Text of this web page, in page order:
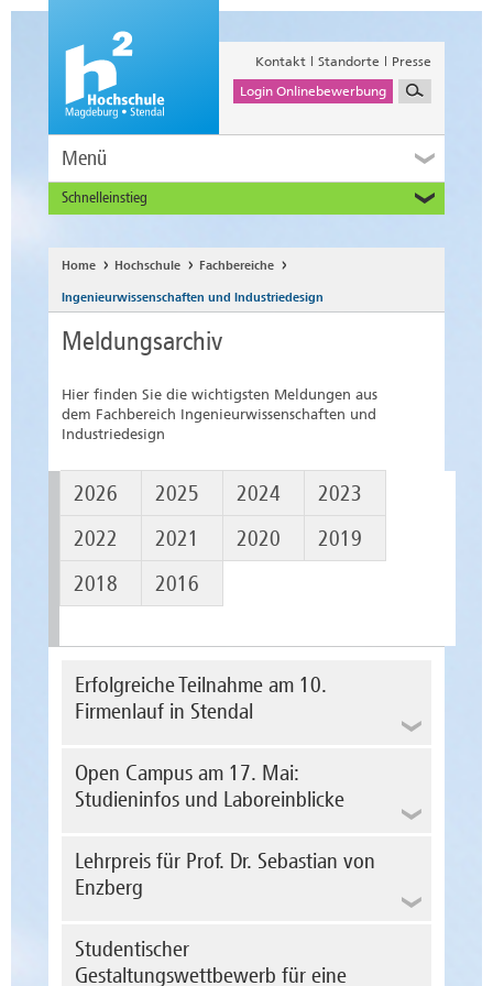
Kontakt Standorte
Presse
Login Onlinebewerbung
Menü
Schnelleinstieg
Alumni
Unternehmen und Institutionen
Studierende
Beschäftigte
Home Hochschule Fachbereiche
Ingenieurwissenschaften und Industriedesign
Meldungsarchiv
Hier finden Sie die wichtigsten Meldungen aus
dem Fachbereich Ingenieurwissenschaften und
Industriedesign
2026 2025 2024
2023
2022
2021 2020
2019
2018
2016
Erfolgreiche Teilnahme am 10.
Firmenlauf in Stendal
Foto: Niclas Schmidt
Open Campus am 17. Mai:
Studieninfos und Laboreinblicke
Lehrpreis für Prof. Dr. Sebastian von
Enzberg
Studentischer
Gestaltungswettbewerb für eine